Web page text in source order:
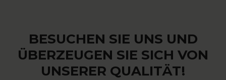
BESUCHEN SIE UNS UND
ÜBERZEUGEN SIE SICH VON
UNSERER QUALITÄT!